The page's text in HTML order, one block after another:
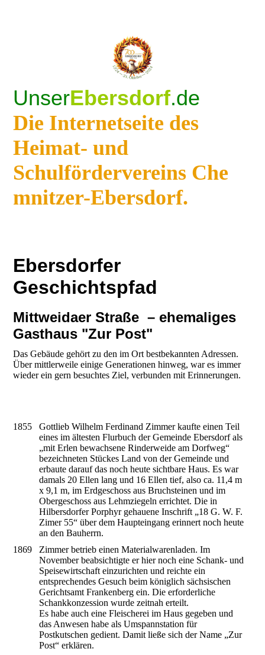
UnserEbersdorf.de
Die Internetseite des
Heimat- und
Schulfördervereins Che
mnitzer-Ebersdorf.
Ebersdorfer
Geschichtspfad
Mittweidaer Straße – ehemaliges
Gasthaus "Zur Post"
Das Gebäude gehört zu den im Ort bestbekannten Adressen.
Über mittlerweile einige Generationen hinweg, war es immer
wieder ein gern besuchtes Ziel, verbunden mit Erinnerungen.
1855
Gottlieb Wilhelm Ferdinand Zimmer kaufte einen Teil
eines im ältesten Flurbuch der Gemeinde Ebersdorf als
„mit Erlen bewachsene Rinderweide am Dorfweg“
bezeichneten Stückes Land von der Gemeinde und
erbaute darauf das noch heute sichtbare Haus. Es war
damals 20 Ellen lang und 16 Ellen tief, also ca. 11,4 m
x 9,1 m, im Erdgeschoss aus Bruchsteinen und im
Obergeschoss aus Lehmziegeln errichtet. Die in
Hilbersdorfer Porphyr gehauene Inschrift „18 G. W. F.
Zimer 55“ über dem Haupteingang erinnert noch heute
an den Bauherrn.
1869
Zimmer betrieb einen Materialwarenladen. Im
November beabsichtigte er hier noch eine Schank- und
Speisewirtschaft einzurichten und reichte ein
entsprechendes Gesuch beim königlich sächsischen
Gerichtsamt Frankenberg ein. Die erforderliche
Schankkonzession wurde zeitnah erteilt.
Es habe auch eine Fleischerei im Haus gegeben und
das Anwesen habe als Umspannstation für
Postkutschen gedient. Damit ließe sich der Name „Zur
Post“ erklären.